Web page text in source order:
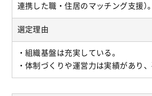
連携した職・住居のマッチング支援）。
選定理由
・組織基盤は充実している。
・体制づくりや運営力は実績があり、